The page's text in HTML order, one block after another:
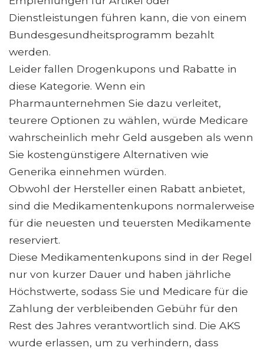
Dienstleistungen führen kann, die von einem
Bundesgesundheitsprogramm bezahlt
werden.
Leider fallen Drogenkupons und Rabatte in
diese Kategorie. Wenn ein
Pharmaunternehmen Sie dazu verleitet,
teurere Optionen zu wählen, würde Medicare
wahrscheinlich mehr Geld ausgeben als wenn
Sie kostengünstigere Alternativen wie
Generika einnehmen würden.
Obwohl der Hersteller einen Rabatt anbietet,
sind die Medikamentenkupons normalerweise
für die neuesten und teuersten Medikamente
reserviert.
Diese Medikamentenkupons sind in der Regel
nur von kurzer Dauer und haben jährliche
Höchstwerte, sodass Sie und Medicare für die
Zahlung der verbleibenden Gebühr für den
Rest des Jahres verantwortlich sind. Die AKS
wurde erlassen, um zu verhindern, dass